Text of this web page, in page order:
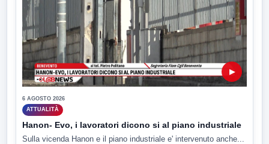
▶
6 AGOSTO 2026
ATTUALITÀ
Hanon- Evo, i lavoratori dicono si al piano industriale
Sulla vicenda Hanon e il piano industriale e' intervenuto anche...